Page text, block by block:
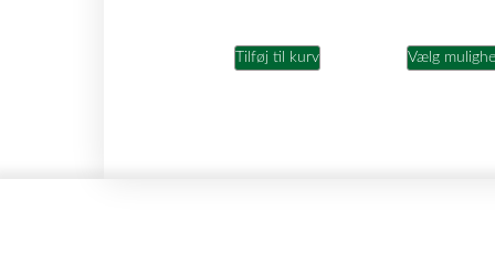
Tilføj til kurv Vælg